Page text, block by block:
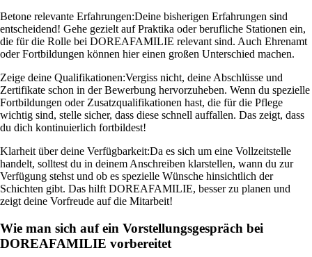
Betone relevante Erfahrungen:Deine bisherigen Erfahrungen sind
entscheidend! Gehe gezielt auf Praktika oder berufliche Stationen ein,
die für die Rolle bei DOREAFAMILIE relevant sind. Auch Ehrenamt
oder Fortbildungen können hier einen großen Unterschied machen.
Zeige deine Qualifikationen:Vergiss nicht, deine Abschlüsse und
Zertifikate schon in der Bewerbung hervorzuheben. Wenn du spezielle
Fortbildungen oder Zusatzqualifikationen hast, die für die Pflege
wichtig sind, stelle sicher, dass diese schnell auffallen. Das zeigt, dass
du dich kontinuierlich fortbildest!
Klarheit über deine Verfügbarkeit:Da es sich um eine Vollzeitstelle
handelt, solltest du in deinem Anschreiben klarstellen, wann du zur
Verfügung stehst und ob es spezielle Wünsche hinsichtlich der
Schichten gibt. Das hilft DOREAFAMILIE, besser zu planen und
zeigt deine Vorfreude auf die Mitarbeit!
Wie man sich auf ein Vorstellungsgespräch bei
DOREAFAMILIE vorbereitet